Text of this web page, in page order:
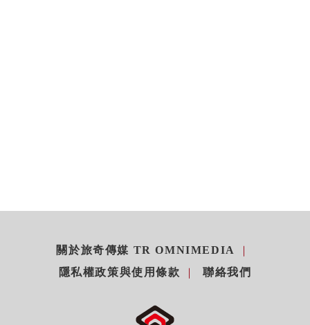
關於旅奇傳媒 TR OMNIMEDIA
隱私權政策與使用條款
聯絡我們